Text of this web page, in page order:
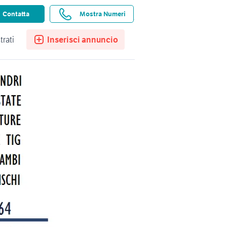
Ricerche salvate Preferiti
Inserisci annuncio
Contatta Mostra Numeri